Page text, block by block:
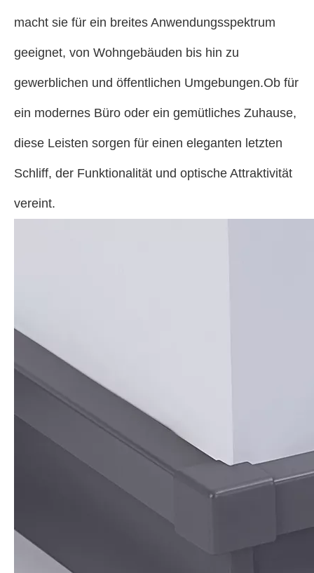
macht sie für ein breites Anwendungsspektrum
geeignet, von Wohngebäuden bis hin zu
gewerblichen und öffentlichen Umgebungen.Ob für
ein modernes Büro oder ein gemütliches Zuhause,
diese Leisten sorgen für einen eleganten letzten
Schliff, der Funktionalität und optische Attraktivität
vereint.